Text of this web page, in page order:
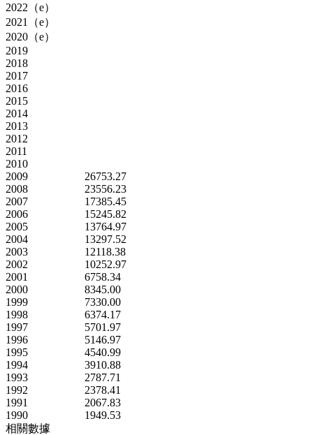
2022（e）
2021（e）
2020（e）
2019
2018
2017
2016
2015
2014
2013
2012
2011
2010
2009
26753.27
2008
23556.23
2007
17385.45
2006
15245.82
2005
13764.97
2004
13297.52
2003
12118.38
2002
10252.97
2001
6758.34
2000
8345.00
1999
7330.00
1998
6374.17
1997
5701.97
1996
5146.97
1995
4540.99
1994
3910.88
1993
2787.71
1992
2378.41
1991
2067.83
1990
1949.53
相關數據